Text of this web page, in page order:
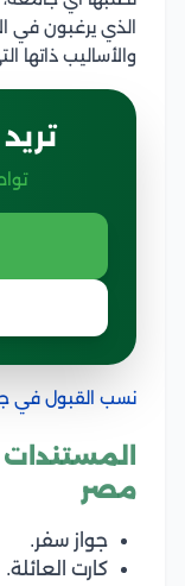
الذي يرغبون في
والأساليب ذاتها
نسب القبول في
مصر
جواز سفر.
كارت العائلة.